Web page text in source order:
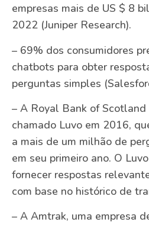
empresas mais de US $ 8
2022 (Juniper Research).
– 69% dos consumidores
chatbots para obter
perguntas simples
– A Royal Bank of
chamado Luvo em 2016,
a mais de um milhão de
em seu primeiro ano. O
fornecer respostas
com base no histórico de
– A Amtrak, uma empresa